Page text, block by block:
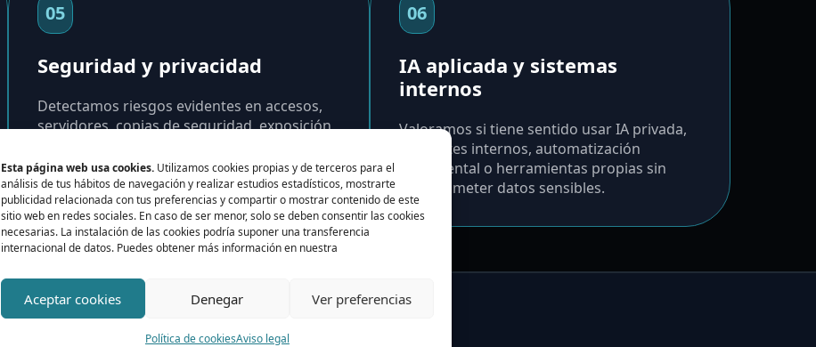
Esta página web usa cookies. Utilizamos cookies propias y de terceros para el
análisis de tus hábitos de navegación y realizar estudios estadísticos, mostrarte
publicidad relacionada con tus preferencias y compartir o mostrar contenido de este
sitio web en redes sociales. En caso de ser menor, solo se deben consentir las cookies
necesarias. La instalación de las cookies podría suponer una transferencia
internacional de datos. Puedes obtener más información en nuestra
Aceptar cookies Denegar Ver preferencias
Política de cookiesAviso legal
05
Seguridad y privacidad
Detectamos riesgos evidentes en accesos,
servidores, copias de seguridad, exposición
mantenimiento.
06
IA aplicada y sistemas
internos
Valoramos si tiene sentido usar IA privada,
asistentes internos, automatización
documental o herramientas propias sin
comprometer datos sensibles.